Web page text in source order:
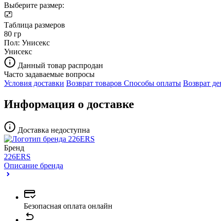
Выберите размер:
Таблица размеров
80 гр
Пол: Унисекс
Унисекс
Данный товар распродан
Часто задаваемые вопросы
Условия доставки Возврат товаров Способы оплаты Возврат
Информация о доставке
Доставка недоступна
Бренд
226ERS
Описание бренда
Безопасная оплата онлайн